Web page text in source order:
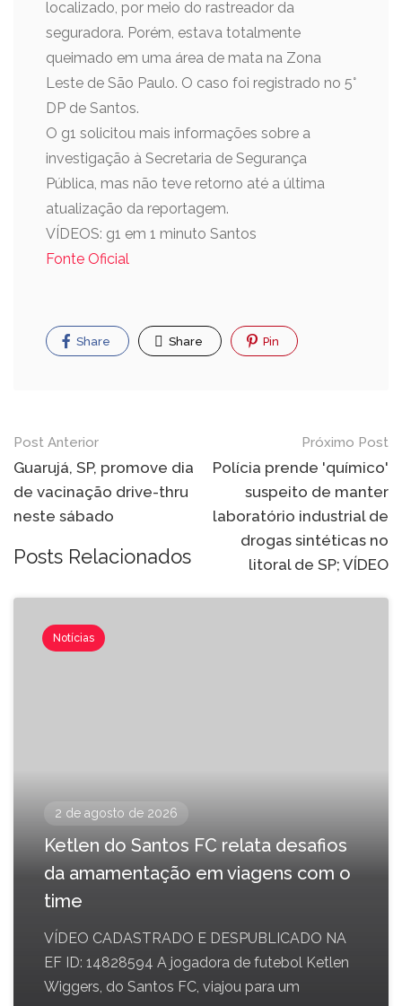
localizado, por meio do rastreador da
seguradora. Porém, estava totalmente
queimado em uma área de mata na Zona
Leste de São Paulo. O caso foi registrado no 5°
DP de Santos.
O g1 solicitou mais informações sobre a
investigação à Secretaria de Segurança
Pública, mas não teve retorno até a última
atualização da reportagem.
VÍDEOS: g1 em 1 minuto Santos
Fonte Oficial
Share Share Pin
Post Anterior
Guarujá, SP, promove dia
de vacinação drive-thru
neste sábado
Próximo Post
Polícia prende 'químico'
suspeito de manter
laboratório industrial de
drogas sintéticas no
litoral de SP; VÍDEO
Posts Relacionados
Notícias
2 de agosto de 2026
Ketlen do Santos FC relata desafios
da amamentação em viagens com o
time
VÍDEO CADASTRADO E DESPUBLICADO NA
EF ID: 14828594 A jogadora de futebol Ketlen
Wiggers, do Santos FC, viajou para um